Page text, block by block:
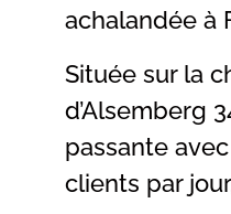
achalandée à
Située sur la
d’Alsemberg
passante
clients par